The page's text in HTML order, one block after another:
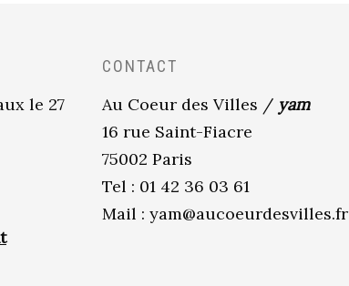
le 27
CONTACT
Au Coeur des Villes / yam
16 rue Saint-Fiacre
75002 Paris
Tel : 01 42 36 03 61
Mail : yam@aucoeurdesvilles.fr